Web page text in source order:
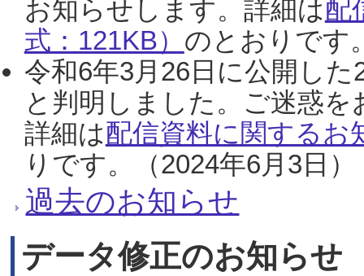
お知らせします。詳細は配
式：121KB） のとおりです
令和6年3月26日に公開し
と判明しました。ご迷惑
詳細は配信資料に関するお
りです。（2024年6月3日）
過去のお知らせ
データ修正のお知らせ